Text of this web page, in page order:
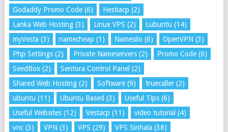
Godaddy Promo Code(6) Hestiacp (2)
Lanka Web Hosting(3) Linux VPS (2) Lubuntu (14)
myVesta (3) namecheap (1) Namesilo (6) OpenVPN (3)
Php Settings(2) Private Nameservers(2) Promo Code(6)
SeedBox(2) Sentora Control Panel (2)
Shared Web Hosting(2) Software(9) truecaller(2)
ubuntu (11) Ubuntu Based (3) Useful Tips(6)
Useful Websites(12) Vestacp (11) video tutorial (4)
vnc(3) VPN (3) VPS (29) VPS Sinhala (38)